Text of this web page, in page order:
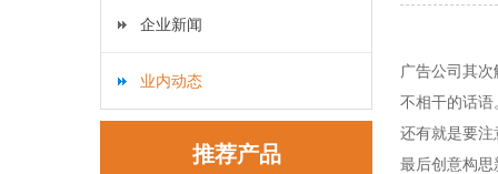
企业新闻
业内动态
推荐产品
广告公司其
不相干的话语
还有就是要
最后创意构